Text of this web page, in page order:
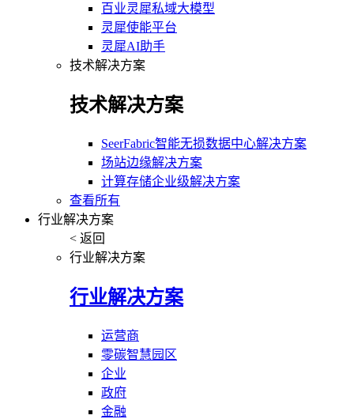
百业灵犀私域大模型
灵犀使能平台
灵犀AI助手
技术解决方案
技术解决方案
SeerFabric智能无损数据中心解决方案
场站边缘解决方案
计算存储企业级解决方案
查看所有
行业解决方案
< 返回
行业解决方案
行业解决方案
运营商
零碳智慧园区
企业
政府
金融